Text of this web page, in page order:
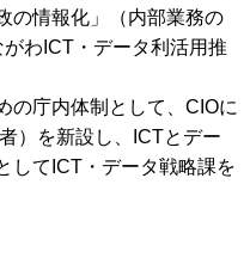
の情報化」（内部業務の
わICT・データ利活用推
庁内体制として、CIOに
）を新設し、ICTとデー
してICT・データ戦略課を